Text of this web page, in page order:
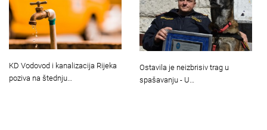
KD Vodovod i kanalizacija Rijeka
poziva na štednju…
Ostavila je neizbrisiv trag u
spašavanju - U…